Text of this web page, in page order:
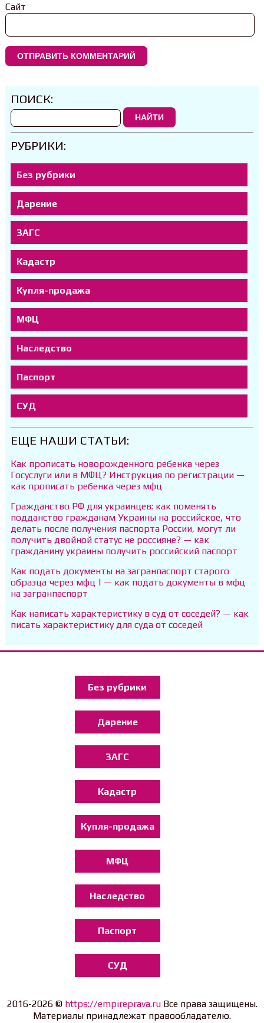
Сайт
ПОИСК:
НАЙТИ
РУБРИКИ:
Без рубрики
Дарение
ЗАГС
Кадастр
Купля-продажа
МФЦ
Наследство
Паспорт
СУД
ЕЩЕ НАШИ СТАТЬИ:
Как прописать новорожденного ребенка через
Госуслуги или в МФЦ? Инструкция по регистрации —
как прописать ребенка через мфц
Гражданство РФ для украинцев: как поменять
подданство гражданам Украины на российское, что
делать после получения паспорта России, могут ли
получить двойной статус не россияне? — как
гражданину украины получить российский паспорт
Как подать документы на загранпаспорт старого
образца через мфц | — как подать документы в мфц
на загранпаспорт
Как написать характеристику в суд от соседей? — как
писать характеристику для суда от соседей
Без рубрики
Дарение
ЗАГС
Кадастр
Купля-продажа
МФЦ
Наследство
Паспорт
СУД
2016-2026 © https://empireprava.ruВсе права защищены.
Материалы принадлежат правообладателю.